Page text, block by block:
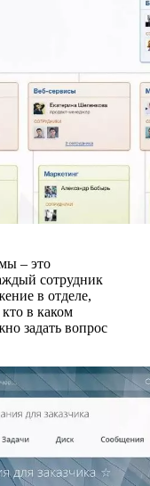
– это
сотрудник
в отделе,
в каком
задать вопрос